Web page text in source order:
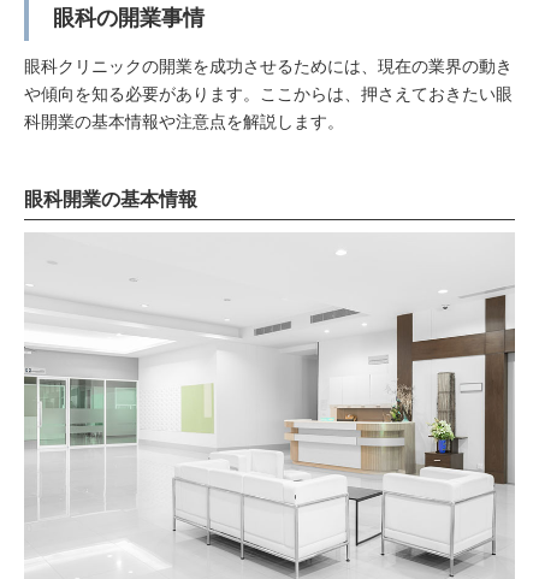
眼科の開業事情
眼科クリニックの開業を成功させるためには、現在の業界の動き
や傾向を知る必要があります。ここからは、押さえておきたい眼
科開業の基本情報や注意点を解説します。
眼科開業の基本情報